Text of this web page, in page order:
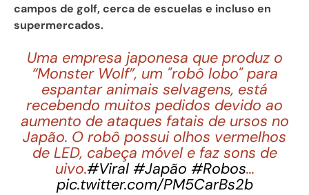
campos de golf, cerca de escuelas e incluso en
supermercados.
Uma empresa japonesa que produz o
“Monster Wolf”, um "robô lobo" para
espantar animais selvagens, está
recebendo muitos pedidos devido ao
aumento de ataques fatais de ursos no
Japão. O robô possui olhos vermelhos
de LED, cabeça móvel e faz sons de
uivo.#Viral #Japão #Robos…
pic.twitter.com/PM5CarBs2b